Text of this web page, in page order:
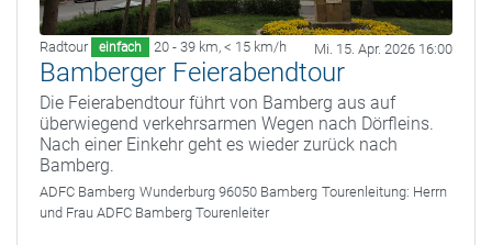
Radtour einfach 20 - 39 km, < 15 km/h Mi. 15. Apr. 2026 16:00
Bamberger Feierabendtour
Die Feierabendtour führt von Bamberg aus auf
überwiegend verkehrsarmen Wegen nach Dörfleins.
Nach einer Einkehr geht es wieder zurück nach
Bamberg.
ADFC Bamberg Wunderburg 96050 Bamberg Tourenleitung: Herrn
und Frau ADFC Bamberg Tourenleiter